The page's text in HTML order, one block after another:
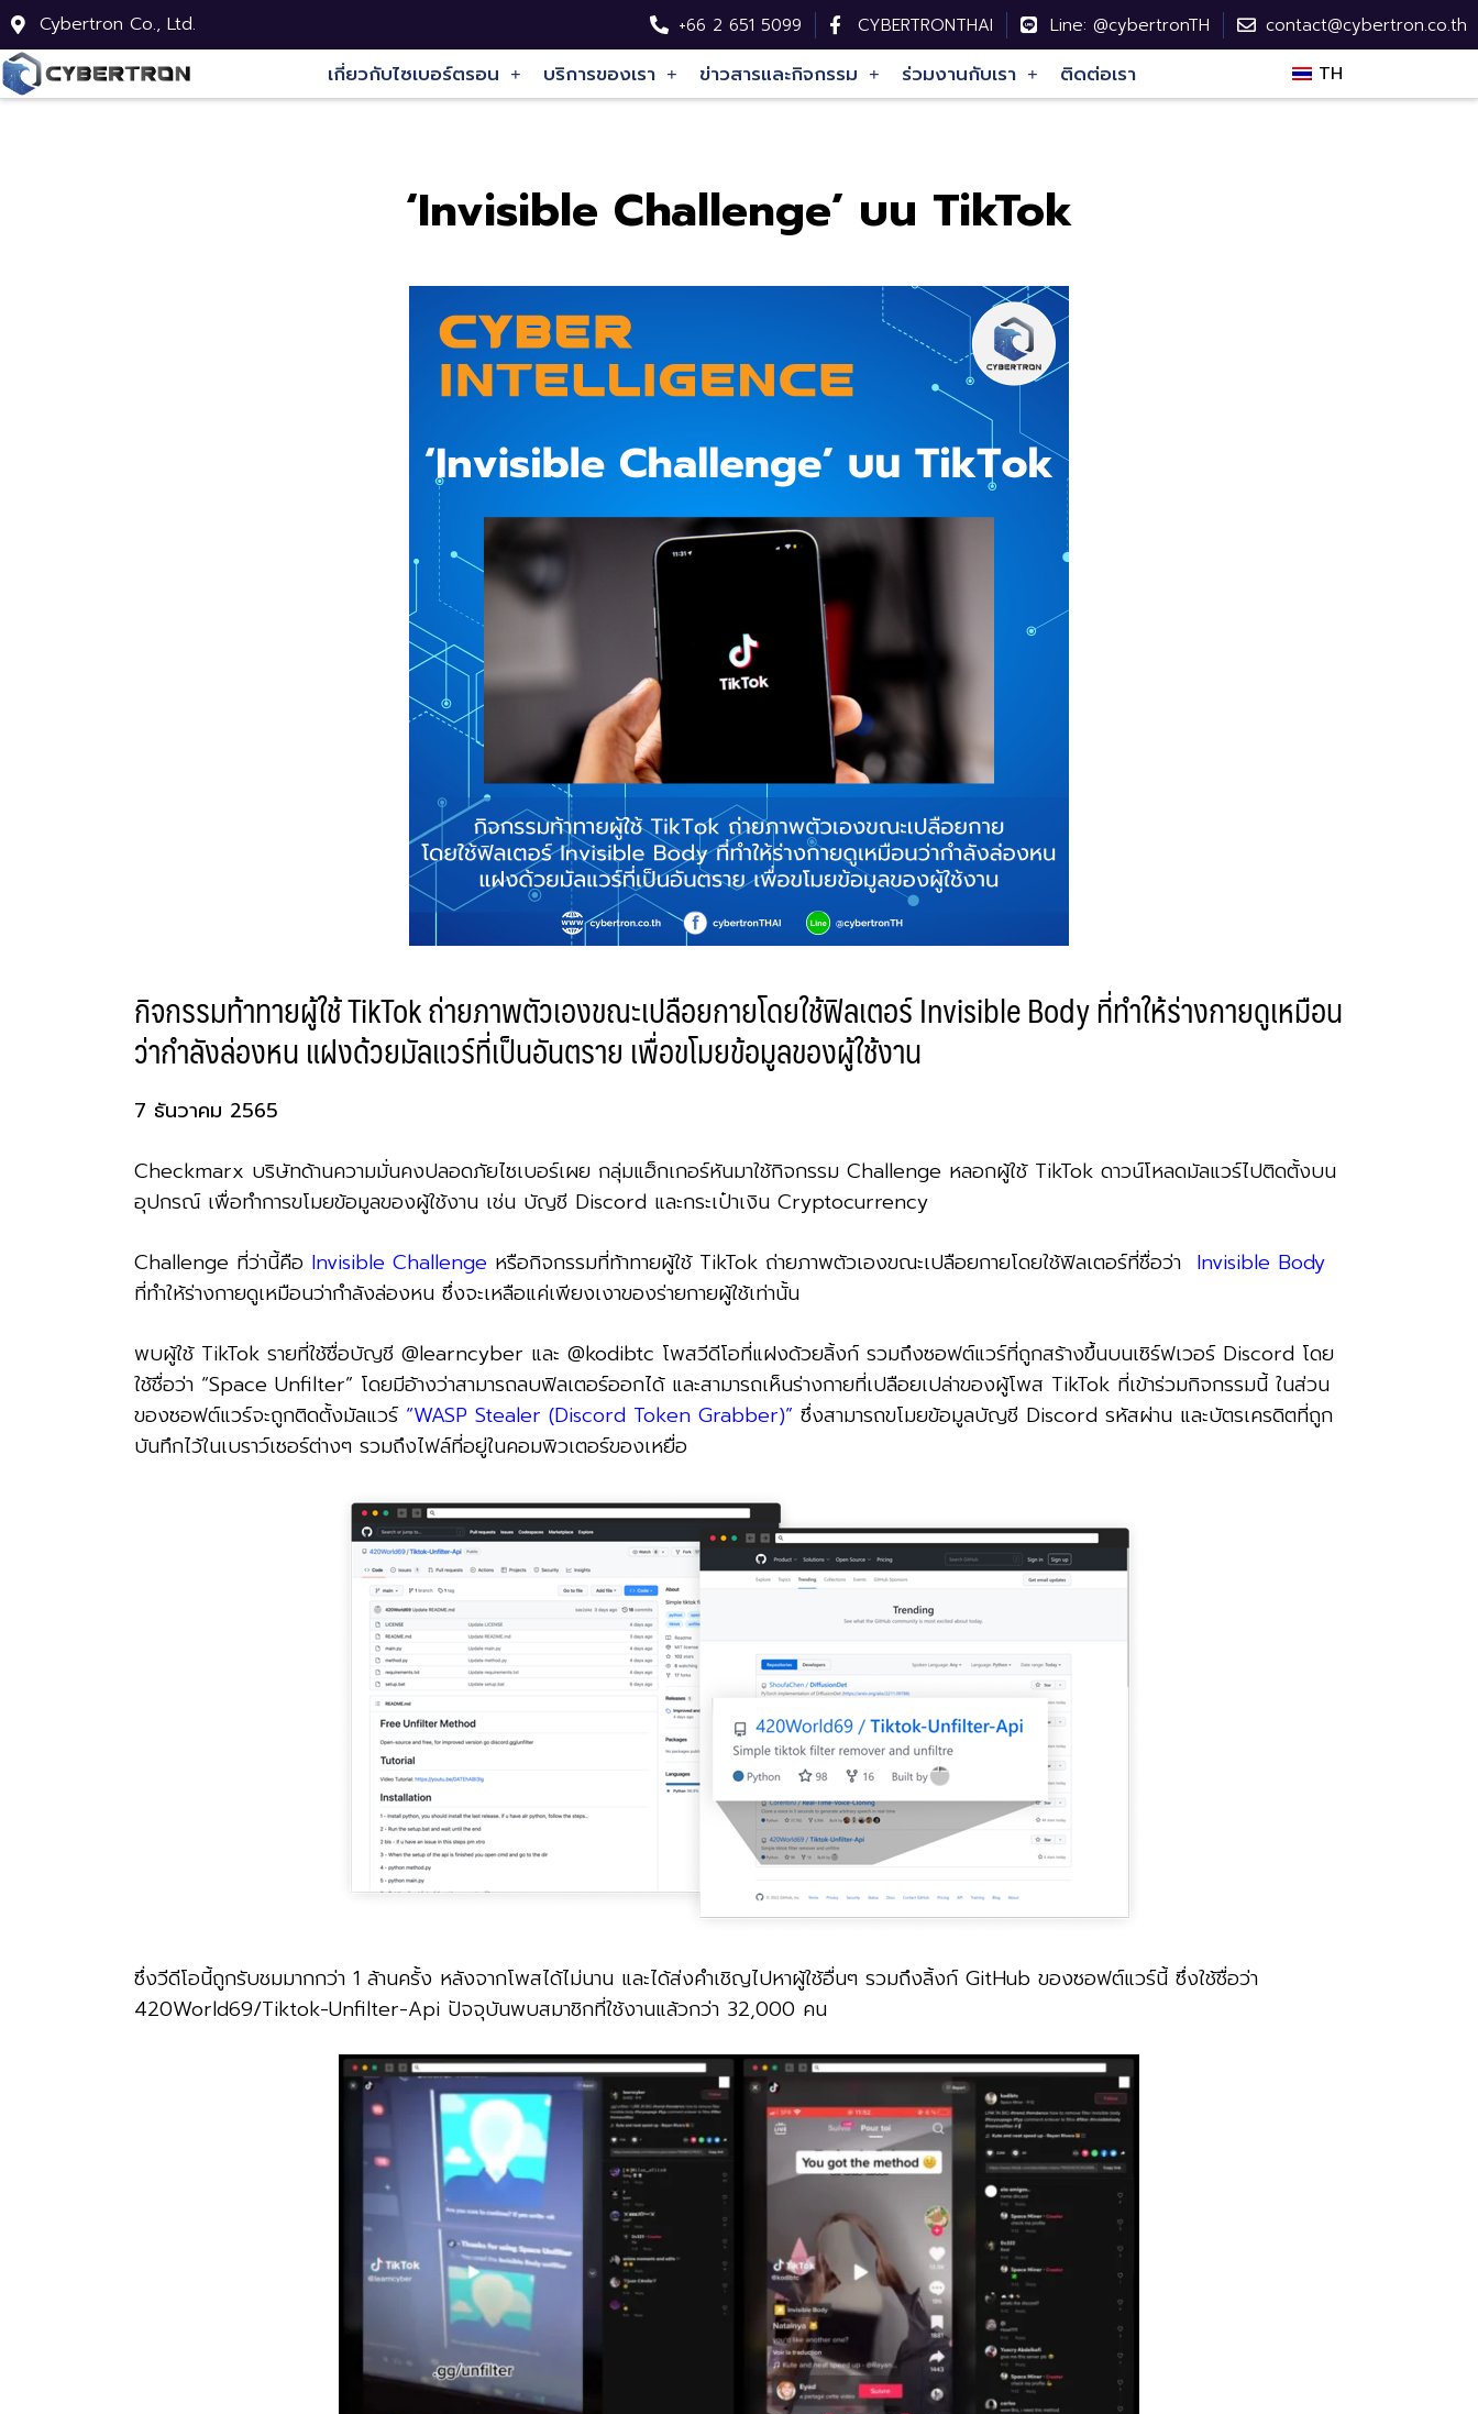
Cybertron Co., Ltd. +66 2 651 5099 CYBERTRONTHAI Line: @cybertronTH contact@cybertron.co.th
เกี่ยวกับไซเบอร์ตรอน บริการของเรา ข่าวสารและกิจกรรม ร่วมงานกับเรา ติดต่อเรา TH
‘Invisible Challenge’ บน TikTok
กิจกรรมท้าทายผู้ใช้ TikTok ถ่ายภาพตัวเองขณะเปลือยกายโดยใช้ฟิลเตอร์ Invisible Body ที่ทำให้ร่างกายดูเหมือน
ว่ากำลังล่องหน แฝงด้วยมัลแวร์ที่เป็นอันตราย เพื่อขโมยข้อมูลของผู้ใช้งาน
7 ธันวาคม 2565
Checkmarx บริษัทด้านความมั่นคงปลอดภัยไซเบอร์เผย กลุ่มแฮ็กเกอร์หันมาใช้กิจกรรม Challenge หลอกผู้ใช้ TikTok ดาวน์โหลดมัลแวร์ไปติดตั้งบน
อุปกรณ์ เพื่อทำการขโมยข้อมูลของผู้ใช้งาน เช่น บัญชี Discord และกระเป๋าเงิน Cryptocurrency
Challenge ที่ว่านี้คือ Invisible Challenge หรือกิจกรรมที่ท้าทายผู้ใช้ TikTok ถ่ายภาพตัวเองขณะเปลือยกายโดยใช้ฟิลเตอร์ที่ชื่อว่า Invisible Body
ที่ทำให้ร่างกายดูเหมือนว่ากำลังล่องหน ซึ่งจะเหลือแค่เพียงเงาของร่ายกายผู้ใช้เท่านั้น
พบผู้ใช้ TikTok รายที่ใช้ชื่อบัญชี @learncyber และ @kodibtc โพสวีดีโอที่แฝงด้วยลิ้งก์ รวมถึงซอฟต์แวร์ที่ถูกสร้างขึ้นบนเซิร์ฟเวอร์ Discord โดย
ใช้ชื่อว่า “Space Unfilter” โดยมีอ้างว่าสามารถลบฟิลเตอร์ออกได้ และสามารถเห็นร่างกายที่เปลือยเปล่าของผู้โพส TikTok ที่เข้าร่วมกิจกรรมนี้ ในส่วน
ของซอฟต์แวร์จะถูกติดตั้งมัลแวร์ “WASP Stealer (Discord Token Grabber)” ซึ่งสามารถขโมยข้อมูลบัญชี Discord รหัสผ่าน และบัตรเครดิตที่ถูก
บันทึกไว้ในเบราว์เซอร์ต่างๆ รวมถึงไฟล์ที่อยู่ในคอมพิวเตอร์ของเหยื่อ
ซึ่งวีดีโอนี้ถูกรับชมมากกว่า 1 ล้านครั้ง หลังจากโพสได้ไม่นาน และได้ส่งคำเชิญไปหาผู้ใช้อื่นๆ รวมถึงลิ้งก์ GitHub ของซอฟต์แวร์นี้ ซึ่งใช้ชื่อว่า
420World69/Tiktok-Unfilter-Api ปัจจุบันพบสมาชิกที่ใช้งานแล้วกว่า 32,000 คน